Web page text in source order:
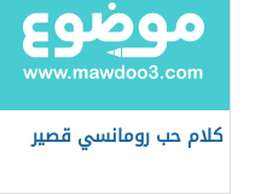
كلام حب رومانسي قصير